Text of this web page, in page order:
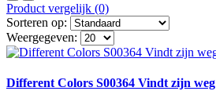
Product vergelijk (0)
Sorteren op:
Weergegeven:
Different Colors S00364 Vindt zijn weg